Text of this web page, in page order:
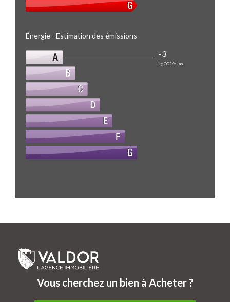
Énergie - Estimation des émissions
-3
kg CO2/m².an
Vous cherchez un bien à Acheter ?